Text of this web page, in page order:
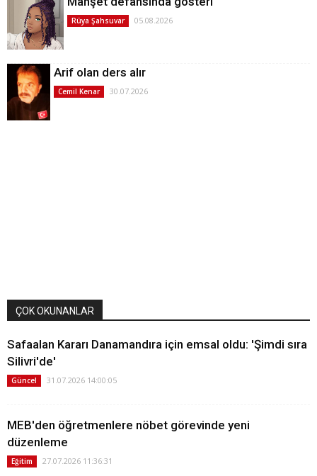
Rüya Şahsuvar 05.08.2026
Arif olan ders alır
Cemil Kenar 30.07.2026
ÇOK OKUNANLAR
Safaalan Kararı Danamandıra için emsal oldu: 'Şimdi sıra
Silivri'de'
Güncel 31.07.2026 14:00:05
MEB'den öğretmenlere nöbet görevinde yeni
düzenleme
Eğitim 27.07.2026 11:36:31